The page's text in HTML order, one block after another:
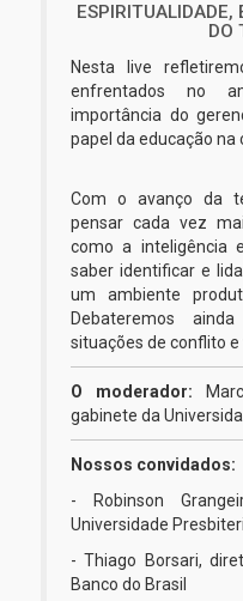
ESPIRITUALIDADE,
DO
Nesta live
enfrentados no
importância do
papel da educação na
Com o avanço da
pensar cada vez
como a inteligência
saber identificar e
um ambiente
Debateremos
situações de conflito e
O moderador:
gabinete da
Nossos convidados:
- Robinson
Universidade
- Thiago Borsari,
Banco do Brasil